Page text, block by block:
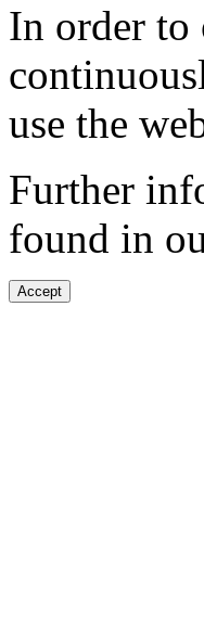
In order to
use the
Further
found in
Accept